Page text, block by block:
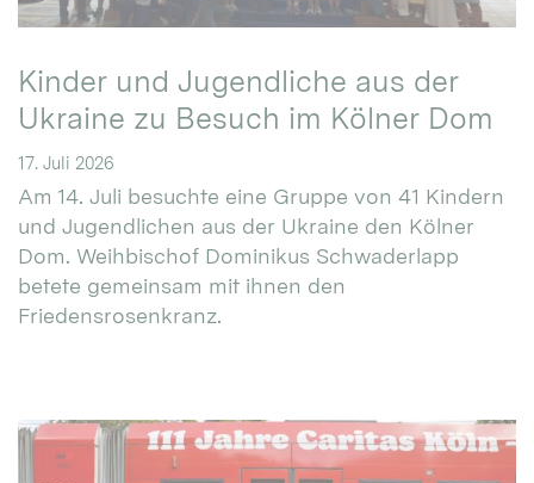
Kinder und Jugendliche aus der
Ukraine zu Besuch im Kölner Dom
17. Juli 2026
Am 14. Juli besuchte eine Gruppe von 41 Kindern
und Jugendlichen aus der Ukraine den Kölner
Dom. Weihbischof Dominikus Schwaderlapp
betete gemeinsam mit ihnen den
Friedensrosenkranz.